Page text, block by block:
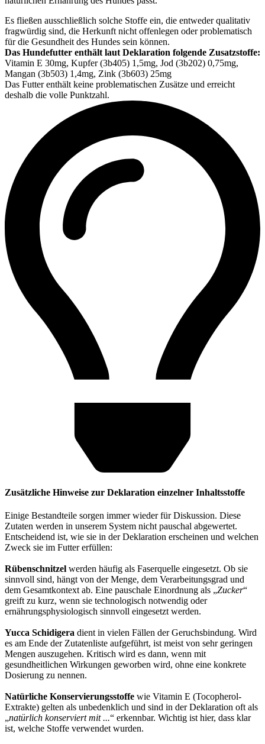
Es fließen ausschließlich solche Stoffe ein, die entweder qualitativ
fragwürdig sind, die Herkunft nicht offenlegen oder problematisch
für die Gesundheit des Hundes sein können.
Das Hundefutter enthält laut Deklaration folgende Zusatzstoffe:
Vitamin E 30mg, Kupfer (3b405) 1,5mg, Jod (3b202) 0,75mg,
Mangan (3b503) 1,4mg, Zink (3b603) 25mg
Das Futter enthält keine problematischen Zusätze und erreicht
deshalb die volle Punktzahl.
Zusätzliche Hinweise zur Deklaration einzelner Inhaltsstoffe
Einige Bestandteile sorgen immer wieder für Diskussion. Diese
Zutaten werden in unserem System nicht pauschal abgewertet.
Entscheidend ist, wie sie in der Deklaration erscheinen und welchen
Zweck sie im Futter erfüllen:
Rübenschnitzel werden häufig als Faserquelle eingesetzt. Ob sie
sinnvoll sind, hängt von der Menge, dem Verarbeitungsgrad und
dem Gesamtkontext ab. Eine pauschale Einordnung als „Zucker“
greift zu kurz, wenn sie technologisch notwendig oder
ernährungsphysiologisch sinnvoll eingesetzt werden.
Yucca Schidigera dient in vielen Fällen der Geruchsbindung. Wird
es am Ende der Zutatenliste aufgeführt, ist meist von sehr geringen
Mengen auszugehen. Kritisch wird es dann, wenn mit
gesundheitlichen Wirkungen geworben wird, ohne eine konkrete
Dosierung zu nennen.
Natürliche Konservierungsstoffe wie Vitamin E (Tocopherol-
Extrakte) gelten als unbedenklich und sind in der Deklaration oft als
„natürlich konserviert mit ...“ erkennbar. Wichtig ist hier, dass klar
ist, welche Stoffe verwendet wurden.